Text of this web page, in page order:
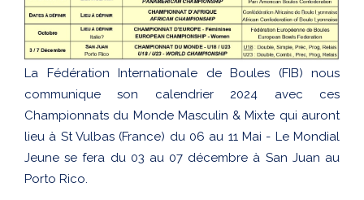
La Fédération Internationale de Boules (FIB) nous
communique son calendrier 2024 avec ces
Championnats du Monde Masculin & Mixte qui auront
lieu à St Vulbas (France) du 06 au 11 Mai - Le Mondial
Jeune se fera du 03 au 07 décembre à San Juan au
Porto Rico.